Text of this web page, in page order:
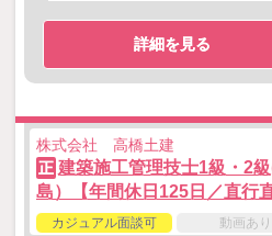
詳細を見る
株式会社 高橋土建
正 建築施工管理技士1級・2
島）【年間休日125日／直行
カジュアル面談可 動画あり